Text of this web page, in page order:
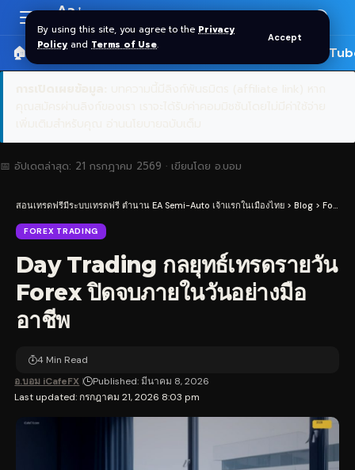
By using this site, you agree to the Privacy
Policy and Terms of Use.
Accept
Resizer
Aa
🏠 หน้าแรก ราคาทอง SPDR 🎬
📅 อัปเดตล่าสุด: 21 กรกฎาคม 2569 · เขียนโดย อ.บอม
สอนเทรดฟรีมีระบบเทรดฟรี ตำนาน EA Semi-Auto เจ้าแรกในเมืองไทย > Blog > Forex Trading
FOREX TRADING
Day Trading กลยุทธ์เทรดรายวัน
Forex ปิดจบภายในวันอย่างมือ
อาชีพ
Last updated: กรกฎาคม 21, 2026 8:03 pm
อ.บอม iCafeFX Published: มีนาคม 8, 2026
4 Min Read